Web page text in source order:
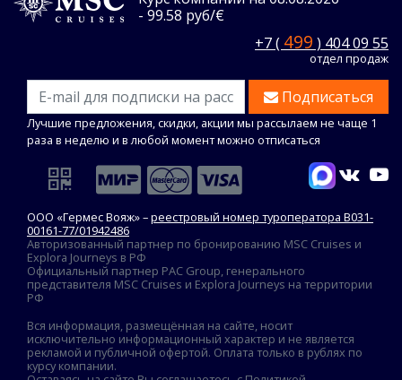
- 99.58 руб/€
+7 ( 499 ) 404 09 55
отдел продаж
Подписаться
Лучшие предложения, скидки, акции мы рассылаем не чаще 1
раза в неделю и в любой момент можно отписаться
ООО «Гермес Вояж» –реестровый номер туроператора В031-
00161-77/01942486
Авторизованный партнер по бронированию MSC Cruises и
Explora Journeys в РФ
Официальный партнер PAC Group, генерального
представителя MSC Cruises и Explora Journeys на территории
РФ
Вся информация, размещённая на сайте, носит
исключительно информационный характер и не является
рекламой и публичной офертой. Оплата только в рублях по
курсу компании.